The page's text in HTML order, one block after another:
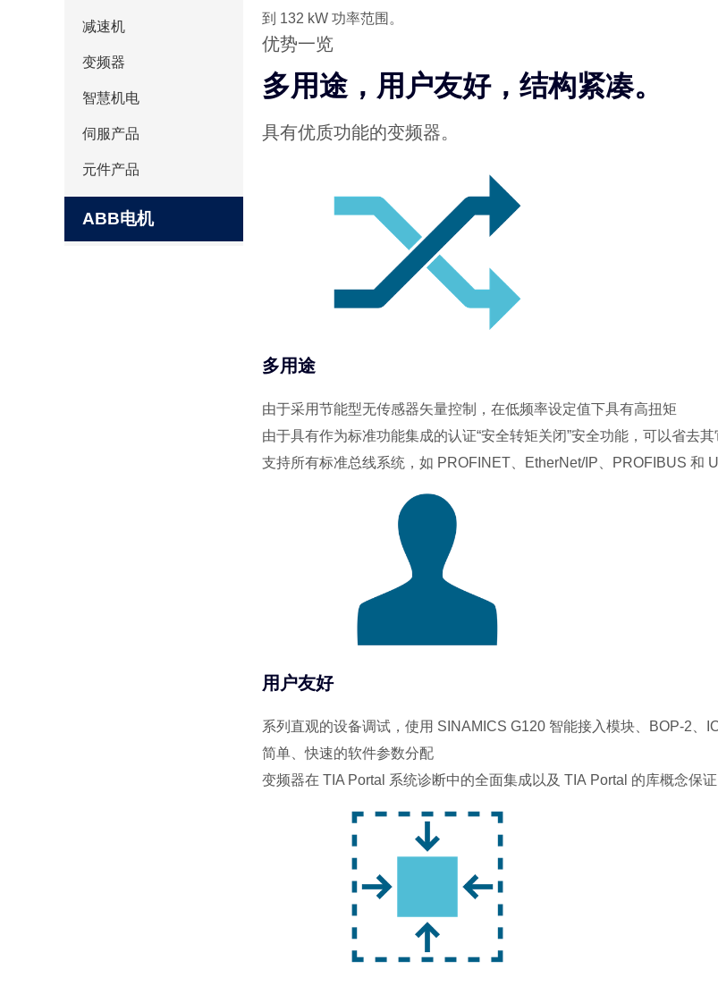
减速机
变频器
智慧机电
伺服产品
元件产品
ABB电机
到 132 kW 功率范围。
优势一览
多用途，用户友好，结构紧凑。
具有优质功能的变频器。
多用途
由于采用节能型无传感器矢量控制，在低频率设定值下具有高扭矩
由于具有作为标准功能集成的认证“安全转矩关闭”安全功能，可以省去其
支持所有标准总线系统，如 PROFINET、EtherNet/IP、PROFIBUS 和
用户友好
系列直观的设备调试，使用 SINAMICS G120 智能接入模块、BOP-2、
简单、快速的软件参数分配
变频器在 TIA Portal 系统诊断中的全面集成以及 TIA Portal 的库概念保